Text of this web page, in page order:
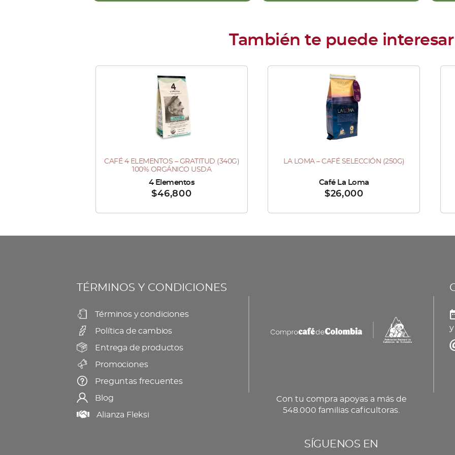
producto
múltiples
variantes.
opciones
pueden
elegir
producto
CAFÉ 4 ELEMENTOS – GRATITUD (340G)
100% ORGÁNICO USDA
$46,800
4 Elementos
Este
múltiples
pueden
en
la
página
de
producto
LA LOMA – CAFÉ SELECCIÓN (250G)
$26,000
Café La Loma
en
TÉRMINOS Y CONDICIONES
Términos y condiciones
Política de cambios
Entrega de productos
Promociones
Preguntas frecuentes
Blog
Alianza Fleksi
Con tu compra apoyas a más de
548.000 familias caficultoras.
SÍGUENOS EN
y